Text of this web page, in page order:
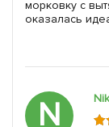
морковку с
оказалась
N